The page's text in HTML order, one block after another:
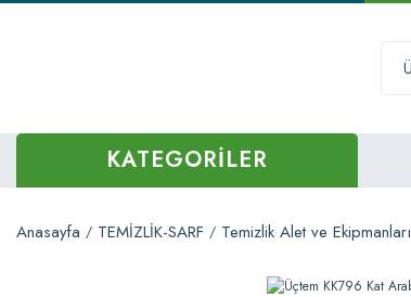
KATEGORİLER
Anasayfa TEMİZLİK-SARF Temizlik Alet ve Ekipmanları